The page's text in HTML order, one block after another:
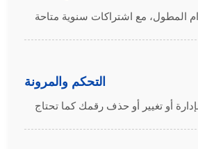
التحكم والمرونة